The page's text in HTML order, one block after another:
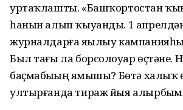
уртаҡлашты. «Башҡортостан
һанын алып ҡыуанды. 1
журналдарға яҙылыу
Был тағы ла борсолоуҙар өҫтәне.
баҫмабыҙҙың яҙмышы? Бөтә халыҡ
ултырғанда тираж йыя